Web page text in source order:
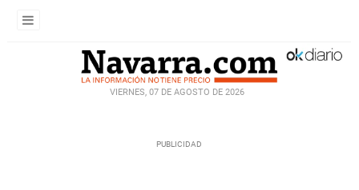
VIERNES, 07 DE AGOSTO DE 2026